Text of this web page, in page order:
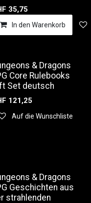
35,75
In den Warenkorb
& Dragons
Core Rulebooks
Set deutsch
121,25
Auf die Wunschliste
& Dragons
Geschichten aus
strahlenden